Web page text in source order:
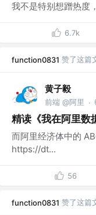
我不是特别想蹭热度
6.7k
function0831 赞了这篇
黄子毅
前端 @阿里 ·
精读《我在阿里数
而阿里经济体中的
https://dt...
56
function0831 赞了这篇